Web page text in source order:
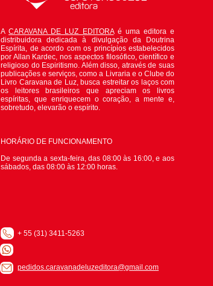
ACARAVANA DE LUZ EDITORAé uma editora e
distribuidora dedicada à divulgação da Doutrina
Espírita, de acordo com os princípios estabelecidos
por Allan Kardec, nos aspectos filosófico, científico e
religioso do Espiritismo. Além disso, através de suas
publicações e serviços, como a Livraria e o Clube do
Livro Caravana de Luz, busca estreitar os laços com
os leitores brasileiros que apreciam os livros
espíritas, que enriquecem o coração, a mente e,
sobretudo, elevarão o espírito.
HORÁRIO DE FUNCIONAMENTO
De segunda a sexta-feira, das 08:00 às 16:00, e aos
sábados, das 08:00 às 12:00 horas.
+ 55 (31) 3411-5263
pedidos.caravanadeluzeditora@gmail.com